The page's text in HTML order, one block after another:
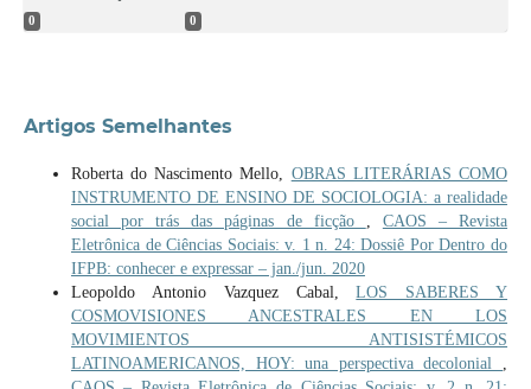
0 0
Artigos Semelhantes
Roberta do Nascimento Mello, OBRAS LITERÁRIAS COMO
INSTRUMENTO DE ENSINO DE SOCIOLOGIA: a realidade
social por trás das páginas de ficção
CAOS – Revista
Eletrônica de Ciências Sociais: v. 1 n. 24: Dossiê Por Dentro do
IFPB: conhecer e expressar – jan./jun. 2020
Leopoldo Antonio Vazquez Cabal,LOS SABERES Y
COSMOVISIONES ANCESTRALES EN LOS
MOVIMIENTOS ANTISISTÉMICOS
LATINOAMERICANOS, HOY: una perspectiva decolonial